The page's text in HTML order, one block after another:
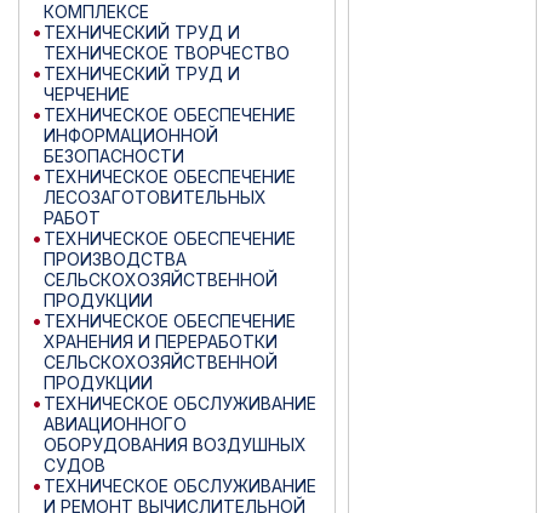
КОМПЛЕКСЕ
ТЕХНИЧЕСКИЙ ТРУД И
ТЕХНИЧЕСКОЕ ТВОРЧЕСТВО
ТЕХНИЧЕСКИЙ ТРУД И
ЧЕРЧЕНИЕ
ТЕХНИЧЕСКОЕ ОБЕСПЕЧЕНИЕ
ИНФОРМАЦИОННОЙ
БЕЗОПАСНОСТИ
ТЕХНИЧЕСКОЕ ОБЕСПЕЧЕНИЕ
ЛЕСОЗАГОТОВИТЕЛЬНЫХ
РАБОТ
ТЕХНИЧЕСКОЕ ОБЕСПЕЧЕНИЕ
ПРОИЗВОДСТВА
СЕЛЬСКОХОЗЯЙСТВЕННОЙ
ПРОДУКЦИИ
ТЕХНИЧЕСКОЕ ОБЕСПЕЧЕНИЕ
ХРАНЕНИЯ И ПЕРЕРАБОТКИ
СЕЛЬСКОХОЗЯЙСТВЕННОЙ
ПРОДУКЦИИ
ТЕХНИЧЕСКОЕ ОБСЛУЖИВАНИЕ
АВИАЦИОННОГО
ОБОРУДОВАНИЯ ВОЗДУШНЫХ
СУДОВ
ТЕХНИЧЕСКОЕ ОБСЛУЖИВАНИЕ
И РЕМОНТ ВЫЧИСЛИТЕЛЬНОЙ